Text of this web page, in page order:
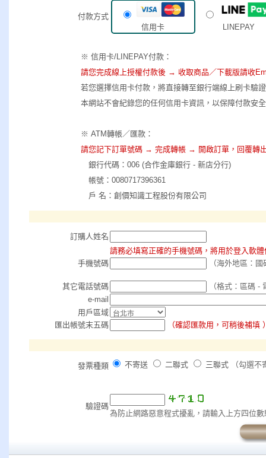
付款方式
信用卡
LINEPAY
※ 信用卡/LINEPAY付款：
請您完成線上授權付款後 → 收取商品／下載版請收
若您選擇信用卡付款，將直接轉至銀行端線上刷卡驗證
本網站不會紀錄您的任何信用卡資訊，以保障付款安
※ ATM轉帳／匯款：
請您記下訂單號碼 → 完成轉帳 → 開啟訂單，回覆轉
銀行代碼：006 (合作金庫銀行 - 新店分行)
帳號：0080717396361
戶 名：創價知識工程股份有限公司
訂購人姓名
請務必填寫正確的手機號碼，將用於登入軟
手機號碼
（海外地區：
其它電話號碼
（格式：區碼 -
e-mail
用戶區域
匯出帳號末五碼
（確認匯款用，可稍後補填
發票種類 不寄送 二聯式 三聯式 （勾選
驗證碼
為防止網路惡意程式擾亂，請輸入上方四位